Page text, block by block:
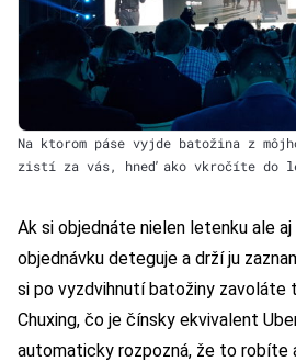
Na ktorom páse vyjde batožina z
zistí za vás, hneď ako vkročíte do
Ak si objednáte nielen letenku ale
objednávku deteguje a drží ju
si po vyzdvihnutí batožiny zavoláte
Chuxing, čo je čínsky ekvivalent
automaticky rozpozná, že to robíte